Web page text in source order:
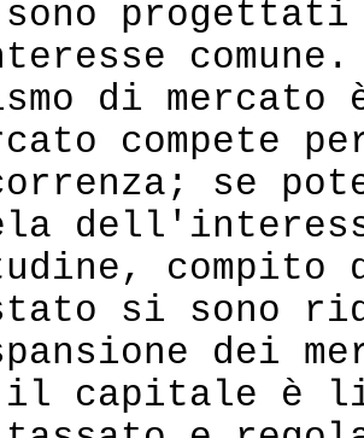
sono
di
compete
se
si sono
dei
il capitale è